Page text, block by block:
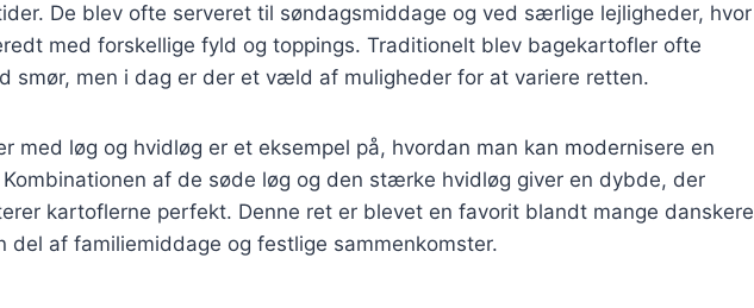
De blev ofte serveret til søndagsmiddage og ved særlige lejligheder, hvor
med forskellige fyld og toppings. Traditionelt blev bagekartofler ofte
smør, men i dag er der et væld af muligheder for at variere retten.
med løg og hvidløg er et eksempel på, hvordan man kan modernisere en
af de søde løg og den stærke hvidløg giver en dybde, der
kartoflerne perfekt. Denne ret er blevet en favorit blandt mange danskere
del af familiemiddage og festlige sammenkomster.